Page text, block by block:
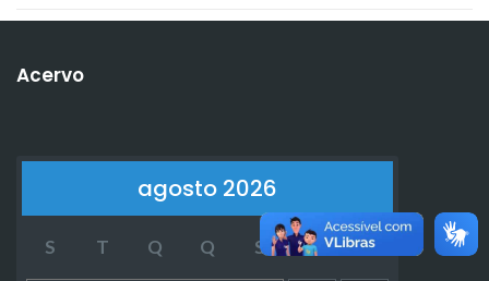
Acervo
agosto 2026
S T Q Q S S D